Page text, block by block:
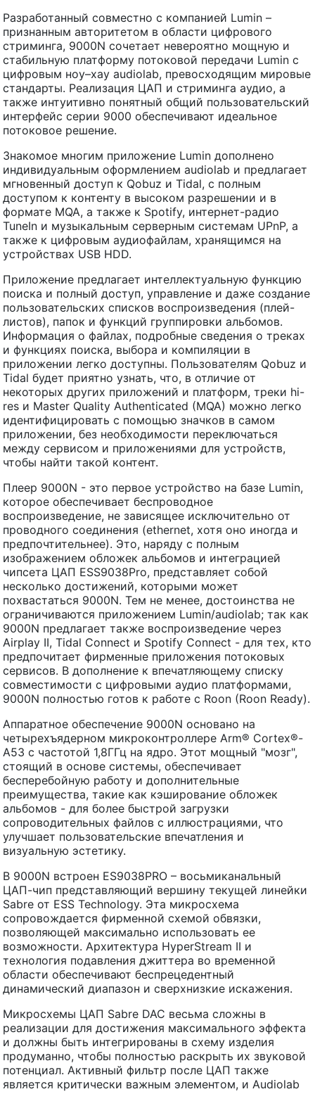
Разработанный совместно с компанией Lumin –
признанным авторитетом в области цифрового
стриминга, 9000N сочетает невероятно мощную и
стабильную платформу потоковой передачи Lumin с
цифровым ноу–хау audiolab, превосходящим мировые
стандарты. Реализация ЦАП и стриминга аудио, а
также интуитивно понятный общий пользовательский
интерфейс серии 9000 обеспечивают идеальное
потоковое решение.
Знакомое многим приложение Lumin дополнено
индивидуальным оформлением audiolab и предлагает
мгновенный доступ к Qobuz и Tidal, с полным
доступом к контенту в высоком разрешении и в
формате MQA, а также к Spotify, интернет-радио
TuneIn и музыкальным серверным системам UPnP, а
также к цифровым аудиофайлам, хранящимся на
устройствах USB HDD.
Приложение предлагает интеллектуальную функцию
поиска и полный доступ, управление и даже создание
пользовательских списков воспроизведения (плей-
листов), папок и функций группировки альбомов.
Информация о файлах, подробные сведения о треках
и функциях поиска, выбора и компиляции в
приложении легко доступны. Пользователям Qobuz и
Tidal будет приятно узнать, что, в отличие от
некоторых других приложений и платформ, треки hi-
res и Master Quality Authenticated (MQA) можно легко
идентифицировать с помощью значков в самом
приложении, без необходимости переключаться
между сервисом и приложениями для устройств,
чтобы найти такой контент.
Плеер 9000N - это первое устройство на базе Lumin,
которое обеспечивает беспроводное
воспроизведение, не зависящее исключительно от
проводного соединения (ethernet, хотя оно иногда и
предпочтительнее). Это, наряду с полным
изображением обложек альбомов и интеграцией
чипсета ЦАП ESS9038Pro, представляет собой
несколько достижений, которыми может
похвастаться 9000N. Тем не менее, достоинства не
ограничиваются приложением Lumin/audiolab; так как
9000N предлагает также воспроизведение через
Airplay II, Tidal Connect и Spotify Connect - для тех, кто
предпочитает фирменные приложения потоковых
сервисов. В дополнение к впечатляющему списку
совместимости с цифровыми аудио платформами,
9000N полностью готов к работе с Roon (Roon Ready).
Аппаратное обеспечение 9000N основано на
четырехъядерном микроконтроллере Arm® Cortex®-
A53 с частотой 1,8ГГц на ядро. Этот мощный "мозг",
стоящий в основе системы, обеспечивает
бесперебойную работу и дополнительные
преимущества, такие как кэширование обложек
альбомов - для более быстрой загрузки
сопроводительных файлов с иллюстрациями, что
улучшает пользовательские впечатления и
визуальную эстетику.
В 9000N встроен ES9038PRO – восьмиканальный
ЦАП-чип представляющий вершину текущей линейки
Sabre от ESS Technology. Эта микросхема
сопровождается фирменной схемой обвязки,
позволяющей максимально использовать ее
возможности. Архитектура HyperStream II и
технология подавления джиттера во временной
области обеспечивают беспрецедентный
динамический диапазон и сверхнизкие искажения.
Микросхемы ЦАП Sabre DAC весьма сложны в
реализации для достижения максимального эффекта
и должны быть интегрированы в схему изделия
продуманно, чтобы полностью раскрыть их звуковой
потенциал. Активный фильтр после ЦАП также
является критически важным элементом, и Audiolab